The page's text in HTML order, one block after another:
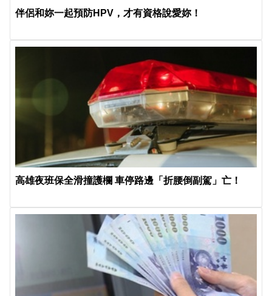
伴侶和妳一起預防HPV，才有資格說愛妳！
高雄夜班保全滑撞護欄 車停路邊「折腰倒副駕」亡！